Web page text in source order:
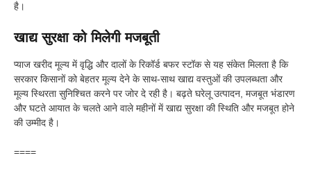
है।
खाद्य सुरक्षा को मिलेगी मजबूती
प्याज खरीद मूल्य में वृद्धि और दालों के रिकॉर्ड बफर स्टॉक से यह संकेत मिलता है कि
सरकार किसानों को बेहतर मूल्य देने के साथ-साथ खाद्य वस्तुओं की उपलब्धता और
मूल्य स्थिरता सुनिश्चित करने पर जोर दे रही है। बढ़ते घरेलू उत्पादन, मजबूत भंडारण
और घटते आयात के चलते आने वाले महीनों में खाद्य सुरक्षा की स्थिति और मजबूत होने
की उम्मीद है।
====